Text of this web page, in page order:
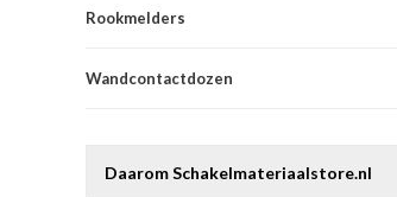
Rookmelders
Wandcontactdozen
Daarom Schakelmateriaalstore.nl